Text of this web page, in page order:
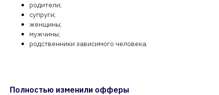
родители;
супруги;
женщины;
мужчины;
родственники зависимого человека.
Полностью изменили офферы
Бесплатная консультация
Отправляя форму, вы соглашаетесь с